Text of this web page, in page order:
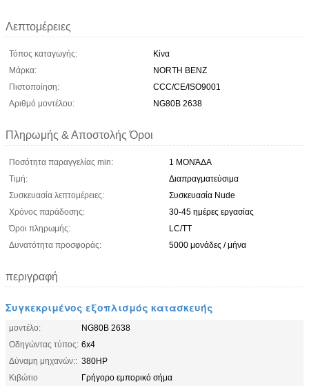
Λεπτομέρειες
Τόπος καταγωγής:
Κίνα
Μάρκα:
NORTH BENZ
Πιστοποίηση:
CCC/CE/ISO9001
Αριθμό μοντέλου:
NG80B 2638
Πληρωμής & Αποστολής Όροι
Ποσότητα παραγγελίας min:
1 ΜΟΝΆΔΑ
Τιμή:
Διαπραγματεύσιμα
Συσκευασία λεπτομέρειες:
Συσκευασία Nude
Χρόνος παράδοσης:
30-45 ημέρες εργασίας
Όροι πληρωμής:
LC/TT
Δυνατότητα προσφοράς:
5000 μονάδες / μήνα
περιγραφή
Συγκεκριμένος εξοπλισμός κατασκευής
μοντέλο:
NG80B 2638
Οδηγώντας τύπος: 6x4
Δύναμη μηχανών:: 380HP
Κιβώτιο
Γρήγορο εμπορικό σήμα